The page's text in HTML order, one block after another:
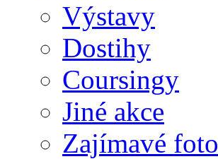
Výstavy
Dostihy
Coursingy
Jiné akce
Zajímavé foto